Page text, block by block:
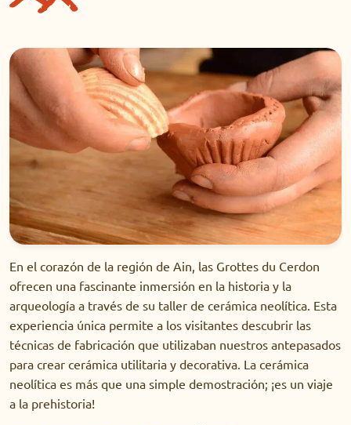
En el corazón de la región de Ain, las Grottes du Cerdon
ofrecen una fascinante inmersión en la historia y la
arqueología a través de su taller de cerámica neolítica. Esta
experiencia única permite a los visitantes descubrir las
técnicas de fabricación que utilizaban nuestros antepasados
​​para crear cerámica utilitaria y decorativa. La cerámica
neolítica es más que una simple demostración; ¡es un viaje
a la prehistoria!